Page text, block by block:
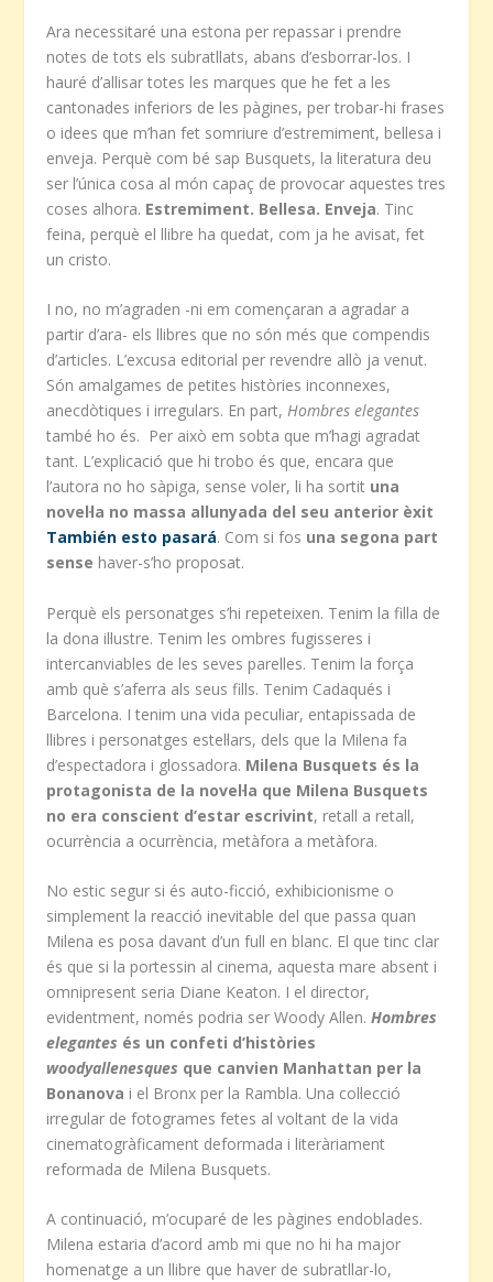
Ara necessitaré una estona per repassar i prendre
notes de tots els subratllats, abans d’esborrar-los. I
hauré d’allisar totes les marques que he fet a les
cantonades inferiors de les pàgines, per trobar-hi frases
o idees que m’han fet somriure d’estremiment, bellesa i
enveja. Perquè com bé sap Busquets, la literatura deu
ser l’única cosa al món capaç de provocar aquestes tres
coses alhora. Estremiment. Bellesa. Enveja. Tinc
feina, perquè el llibre ha quedat, com ja he avisat, fet
un cristo.
I no, no m’agraden -ni em començaran a agradar a
partir d’ara- els llibres que no són més que compendis
d’articles. L’excusa editorial per revendre allò ja venut.
Són amalgames de petites històries inconnexes,
anecdòtiques i irregulars. En part,Hombres elegantes
també ho és. Per això em sobta que m’hagi agradat
tant. L’explicació que hi trobo és que, encara que
l’autora no ho sàpiga, sense voler, li ha sortit una
novel·la no massa allunyada del seu anterior èxit
También esto pasará. Com si fos una segona part
sense haver-s’ho proposat.
Perquè els personatges s’hi repeteixen. Tenim la filla de
la dona il·lustre. Tenim les ombres fugisseres i
intercanviables de les seves parelles. Tenim la força
amb què s’aferra als seus fills. Tenim Cadaqués i
Barcelona. I tenim una vida peculiar, entapissada de
llibres i personatges estel·lars, dels que la Milena fa
d’espectadora i glossadora. Milena Busquets és la
protagonista de la novel·la que Milena Busquets
no era conscient d’estar escrivint, retall a retall,
ocurrència a ocurrència, metàfora a metàfora.
No estic segur si és auto-ficció, exhibicionisme o
simplement la reacció inevitable del que passa quan
Milena es posa davant d’un full en blanc. El que tinc clar
és que si la portessin al cinema, aquesta mare absent i
omnipresent seria Diane Keaton. I el director,
evidentment, només podria ser Woody Allen.Hombres
elegantes és un confeti d’històries
woodyallenesques que canvien Manhattan per la
Bonanova i el Bronx per la Rambla. Una col·lecció
irregular de fotogrames fetes al voltant de la vida
cinematogràficament deformada i literàriament
reformada de Milena Busquets.
A continuació, m’ocuparé de les pàgines endoblades.
Milena estaria d’acord amb mi que no hi ha major
homenatge a un llibre que haver de subratllar-lo,